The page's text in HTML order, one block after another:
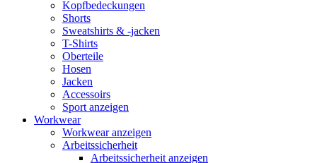
Kopfbedeckungen
Shorts
Sweatshirts & -jacken
T-Shirts
Oberteile
Hosen
Jacken
Accessoirs
Sport anzeigen
Workwear
Workwear anzeigen
Arbeitssicherheit
Arbeitssicherheit anzeigen